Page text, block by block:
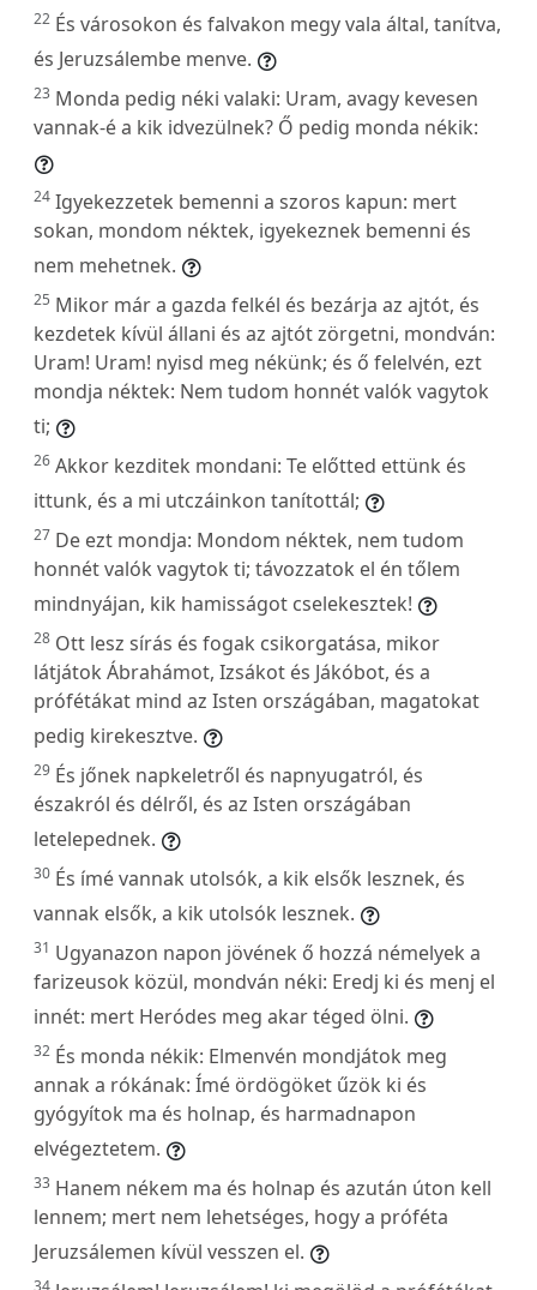
22 És városokon és falvakon megy vala által, tanítva,
és Jeruzsálembe menve.
23 Monda pedig néki valaki: Uram, avagy kevesen
vannak-é a kik idvezülnek? Ő pedig monda nékik:
24 Igyekezzetek bemenni a szoros kapun: mert
sokan, mondom néktek, igyekeznek bemenni és
nem mehetnek.
25 Mikor már a gazda felkél és bezárja az ajtót, és
kezdetek kívül állani és az ajtót zörgetni, mondván:
Uram! Uram! nyisd meg nékünk; és ő felelvén, ezt
mondja néktek: Nem tudom honnét valók vagytok
ti;
26 Akkor kezditek mondani: Te előtted ettünk és
ittunk, és a mi utczáinkon tanítottál;
27 De ezt mondja: Mondom néktek, nem tudom
honnét valók vagytok ti; távozzatok el én tőlem
mindnyájan, kik hamisságot cselekesztek!
28 Ott lesz sírás és fogak csikorgatása, mikor
látjátok Ábrahámot, Izsákot és Jákóbot, és a
prófétákat mind az Isten országában, magatokat
pedig kirekesztve.
29 És jőnek napkeletről és napnyugatról, és
északról és délről, és az Isten országában
letelepednek.
30 És ímé vannak utolsók, a kik elsők lesznek, és
vannak elsők, a kik utolsók lesznek.
31 Ugyanazon napon jövének ő hozzá némelyek a
farizeusok közül, mondván néki: Eredj ki és menj el
innét: mert Heródes meg akar téged ölni.
32 És monda nékik: Elmenvén mondjátok meg
annak a rókának: Ímé ördögöket űzök ki és
gyógyítok ma és holnap, és harmadnapon
elvégeztetem.
33 Hanem nékem ma és holnap és azután úton kell
lennem; mert nem lehetséges, hogy a próféta
Jeruzsálemen kívül vesszen el.
34